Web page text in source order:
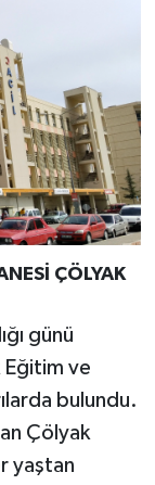
ÇÖLYAK
günü
Eğitim ve
bulundu.
Çölyak
yaştan